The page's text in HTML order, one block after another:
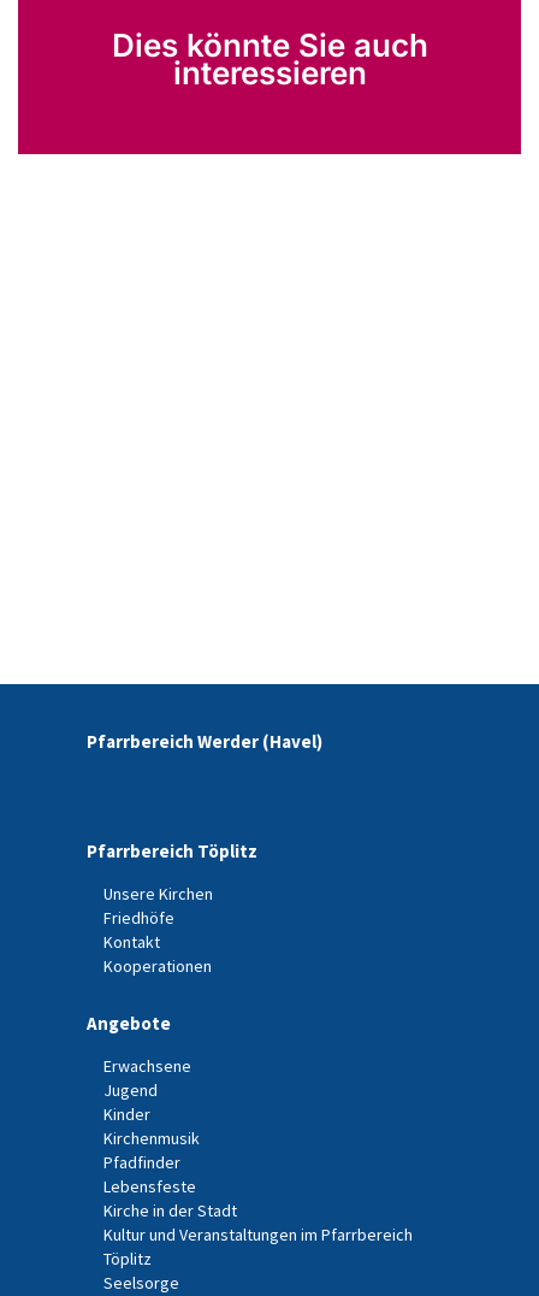
Dies könnte Sie auch
interessieren
Pfarrbereich Werder (Havel)
Pfarrbereich Töplitz
Unsere Kirchen
Friedhöfe
Kontakt
Kooperationen
Angebote
Erwachsene
Jugend
Kinder
Kirchenmusik
Pfadfinder
Lebensfeste
Kirche in der Stadt
Kultur und Veranstaltungen im Pfarrbereich
Töplitz
Seelsorge